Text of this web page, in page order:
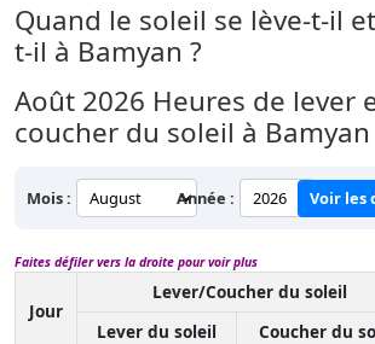
Quand le soleil se lève-t-il
t-il à Bamyan ?
Août 2026 Heures de lever
coucher du soleil à Bamyan
Mois : Année : Voir les
Faites défiler vers la droite pour voir plus
Jour
Lever/Coucher du soleil
Lever du soleil
Coucher du